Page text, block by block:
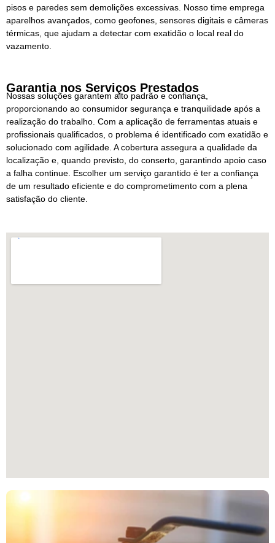
pisos e paredes sem demolições excessivas. Nosso time emprega
aparelhos avançados, como geofones, sensores digitais e câmeras
térmicas, que ajudam a detectar com exatidão o local real do
vazamento.
Garantia nos Serviços Prestados
Nossas soluções garantem alto padrão e confiança,
proporcionando ao consumidor segurança e tranquilidade após a
realização do trabalho. Com a aplicação de ferramentas atuais e
profissionais qualificados, o problema é identificado com exatidão e
solucionado com agilidade. A cobertura assegura a qualidade da
localização e, quando previsto, do conserto, garantindo apoio caso
a falha continue. Escolher um serviço garantido é ter a confiança
de um resultado eficiente e do comprometimento com a plena
satisfação do cliente.